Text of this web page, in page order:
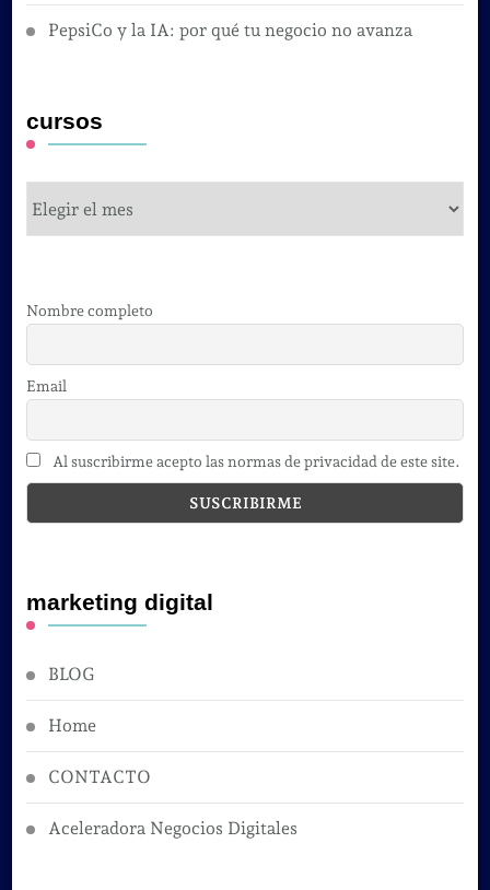
PepsiCo y la IA: por qué tu negocio no avanza
cursos
Nombre completo
Email
Al suscribirme acepto las normas de privacidad de este site.
marketing digital
BLOG
Home
CONTACTO
Aceleradora Negocios Digitales